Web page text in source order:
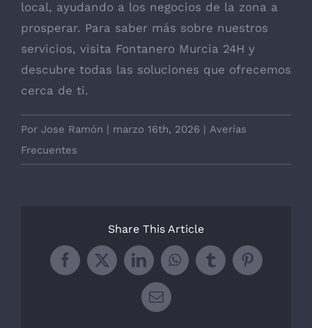
local, ayudando a los negocios de la zona a
prosperar. Para saber más sobre nuestros
servicios, visita Fontanero Murcia 24H y
descubre todas las soluciones que ofrecemos
cerca de ti.
Por Jose Ramón | marzo 16th, 2026 | Averías
Frecuentes
Share This Article
Facebook
X LinkedInWhatsApp
TumblrPinterest
Correo